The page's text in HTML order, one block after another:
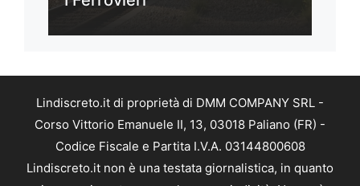
Lindiscreto.it di proprietà di DMM COMPANY SRL -
Corso Vittorio Emanuele II, 13, 03018 Paliano (FR) -
Codice Fiscale e Partita I.V.A. 03144800608
Lindiscreto.it non è una testata giornalistica, in quanto